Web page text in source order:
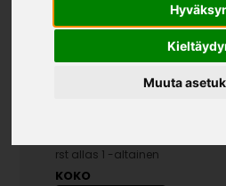
Muuta
rst allas 1 -altainen
KOKO